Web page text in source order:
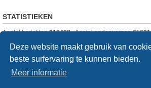
Deze website maakt gebruik van
beste surfervaring te kunnen bieden.
Meer informatie
STATISTIEKEN
Aantal berichten918498• Aantal onderwerpen65631
Forum